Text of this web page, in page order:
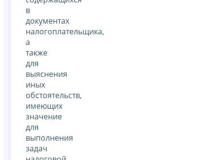
в
документах
налогоплательщика,
а
также
для
выяснения
иных
обстоятельств,
имеющих
значение
для
выполнения
задач